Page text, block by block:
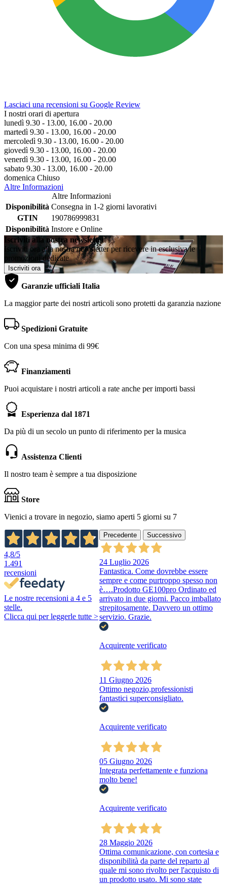
Lasciaci una recensioni su Google Review
I nostri orari di apertura
lunedì 9.30 - 13.00, 16.00 - 20.00
martedì 9.30 - 13.00, 16.00 - 20.00
mercoledì 9.30 - 13.00, 16.00 - 20.00
giovedì 9.30 - 13.00, 16.00 - 20.00
venerdì 9.30 - 13.00, 16.00 - 20.00
sabato 9.30 - 13.00, 16.00 - 20.00
domenica Chiuso
Altre Informazioni
Altre Informazioni
Disponibilità Consegna in 1-2 giorni lavorativi
GTIN
190786999831
Disponibilità Instore e Online
Iscriviti alla nostra newsletter
Iscriviti ora alla nostra newsletter per ricevere in esclusiva le
promozioni dedicate
Iscriviti ora
Garanzie ufficiali Italia
La maggior parte dei nostri articoli sono protetti da garanzia nazione
Spedizioni Gratuite
Con una spesa minima di 99€
Finanziamenti
Puoi acquistare i nostri articoli a rate anche per importi bassi
Esperienza dal 1871
Da più di un secolo un punto di riferimento per la musica
Assistenza Clienti
Il nostro team è sempre a tua disposizione
Store
Vienici a trovare in negozio, siamo aperti 5 giorni su 7
4,8/5
1.491
recensioni
Le nostre recensioni a 4 e 5
stelle.
Clicca qui per leggerle tutte >
Precedente Successivo
24 Luglio 2026
Fantastica. Come dovrebbe essere
sempre e come purtroppo spesso non
è….Prodotto GE100pro Ordinato ed
arrivato in due giorni. Pacco imballato
strepitosamente. Davvero un ottimo
servizio. Grazie.
Acquirente verificato
11 Giugno 2026
Ottimo negozio,professionisti
fantastici superconsigliato.
Acquirente verificato
05 Giugno 2026
Integrata perfettamente e funziona
molto bene!
Acquirente verificato
28 Maggio 2026
Ottima comunicazione, con cortesia e
disponibilità da parte del reparto al
quale mi sono rivolto per l'acquisto di
un prodotto usato. Mi sono state